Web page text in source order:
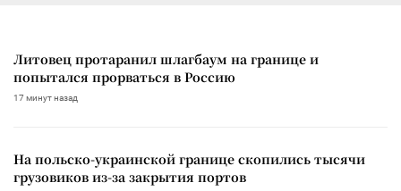
Литовец протаранил шлагбаум на границе и
попытался прорваться в Россию
17 минут назад
На польско-украинской границе скопились тысячи
грузовиков из-за закрытия портов